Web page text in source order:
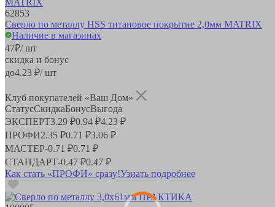
62853
Сверло по металлу HSS титановое покрытие 2,0мм MATRIX
Наличие в магазинах
47₽/ шт
скидка и бонус
до4.23 ₽/ шт
Клуб покупателей «Ваш Дом»
СтатусСкидкаБонусВыгода
ЭКСПЕРТ3.29 ₽0.94 ₽4.23 ₽
ПРОФИ2.35 ₽0.71 ₽3.06 ₽
МАСТЕР-0.71 ₽0.71 ₽
СТАНДАРТ-0.47 ₽0.47 ₽
Как стать «ПРОФИ» сразу!Узнать подробнее